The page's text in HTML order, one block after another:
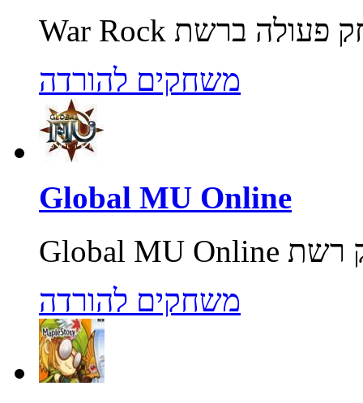
משחקים להורדה
Global MU Online
משחקים להורדה